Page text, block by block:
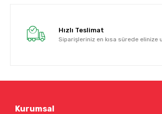
Hızlı Teslimat
Siparişleriniz en kısa sürede elinize
Kurumsal